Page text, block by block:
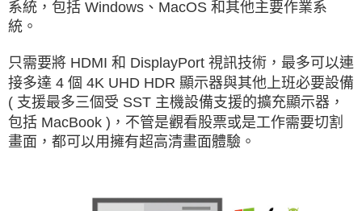
系統，包括 Windows、MacOS 和其他主要作業系
統。
只需要將 HDMI 和 DisplayPort 視訊技術，最多可以連
接多達 4 個 4K UHD HDR 顯示器與其他上班必要設備
( 支援最多三個受 SST 主機設備支援的擴充顯示器，
包括 MacBook )，不管是觀看股票或是工作需要切割
畫面，都可以用擁有超高清畫面體驗。